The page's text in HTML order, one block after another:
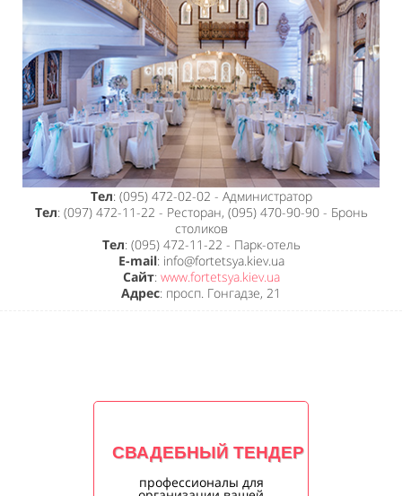
Тел: (095) 472-02-02 - Администратор
Тел: (097) 472-11-22 - Ресторан, (095) 470-90-90 - Бронь
столиков
Тел: (095) 472-11-22 - Парк-отель
E-mail: info@fortetsya.kiev.ua
Сайт: www.fortetsya.kiev.ua
Адрес: просп. Гонгадзе, 21
СВАДЕБНЫЙ ТЕНДЕР
профессионалы для